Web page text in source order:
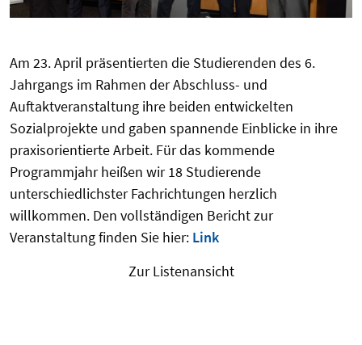
Am 23. April präsentierten die Studierenden des 6.
Jahrgangs im Rahmen der Abschluss- und
Auftaktveranstaltung ihre beiden entwickelten
Sozialprojekte und gaben spannende Einblicke in ihre
praxisorientierte Arbeit. Für das kommende
Programmjahr heißen wir 18 Studierende
unterschiedlichster Fachrichtungen herzlich
willkommen. Den vollständigen Bericht zur
Veranstaltung finden Sie hier: Link
Zur Listenansicht